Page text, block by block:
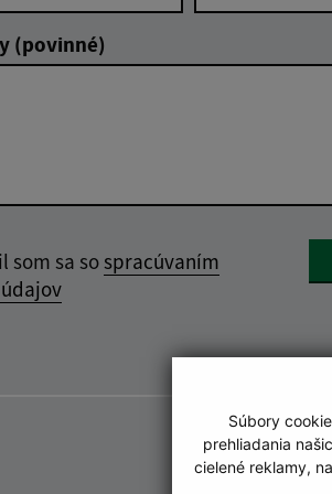
Súbory
prehliadania
cielené reklamy,
(povinné)
som sa sospracúvaním